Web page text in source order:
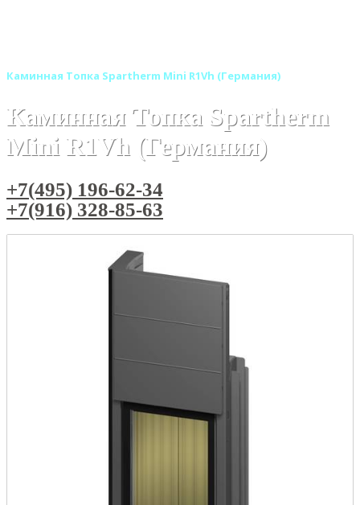
Каминная Топка Spartherm Mini R1Vh (Германия)
Каминная Топка Spartherm
Mini R1Vh (Германия)
+7(495) 196-62-34
+7(916) 328-85-63